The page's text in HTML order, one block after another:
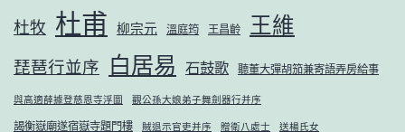
杜牧 杜甫 柳宗元 溫庭筠 王昌齡 王維
琵琶行並序 白居易 石鼓歌 聽董大彈胡笳兼寄語弄房給事
與高適薛據登慈恩寺浮圖 觀公孫大娘弟子舞劍器行并序
謁衡嶽廟遂宿嶽寺題門樓 賊退示官吏并序 贈衛八處士 送楊氏女